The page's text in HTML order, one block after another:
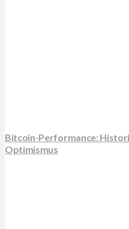
Bitcoin-Performance:
Optimismus